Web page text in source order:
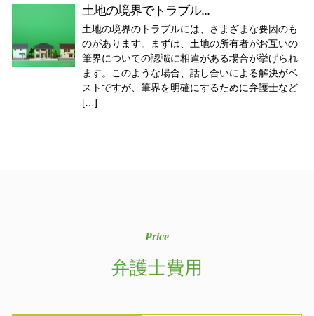
土地の境界でトラブル...
土地の境界のトラブルには、さまざまな要因のも
のがあります。まずは、土地の所有者がお互いの
筆界についての認識に相違がある場合が挙げられ
ます。このような場合、話し合いによる解決がベ
ストですが、筆界を明確にするために弁護士など
[…]
Price
弁護士費用